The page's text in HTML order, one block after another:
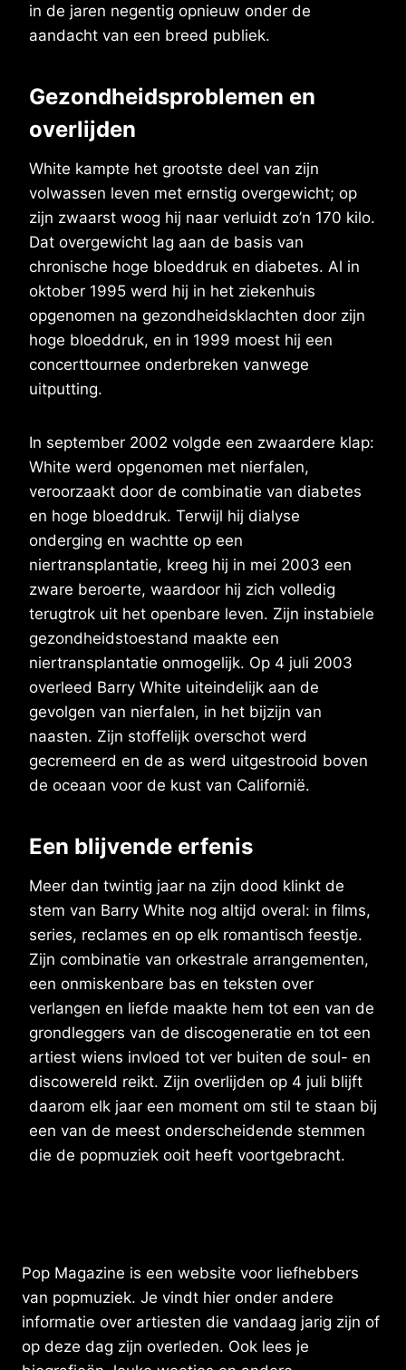
in de jaren negentig opnieuw onder de
aandacht van een breed publiek.
Gezondheidsproblemen en
overlijden
White kampte het grootste deel van zijn
volwassen leven met ernstig overgewicht; op
zijn zwaarst woog hij naar verluidt zo’n 170 kilo.
Dat overgewicht lag aan de basis van
chronische hoge bloeddruk en diabetes. Al in
oktober 1995 werd hij in het ziekenhuis
opgenomen na gezondheidsklachten door zijn
hoge bloeddruk, en in 1999 moest hij een
concerttournee onderbreken vanwege
uitputting.
In september 2002 volgde een zwaardere klap:
White werd opgenomen met nierfalen,
veroorzaakt door de combinatie van diabetes
en hoge bloeddruk. Terwijl hij dialyse
onderging en wachtte op een
niertransplantatie, kreeg hij in mei 2003 een
zware beroerte, waardoor hij zich volledig
terugtrok uit het openbare leven. Zijn instabiele
gezondheidstoestand maakte een
niertransplantatie onmogelijk. Op 4 juli 2003
overleed Barry White uiteindelijk aan de
gevolgen van nierfalen, in het bijzijn van
naasten. Zijn stoffelijk overschot werd
gecremeerd en de as werd uitgestrooid boven
de oceaan voor de kust van Californië.
Een blijvende erfenis
Meer dan twintig jaar na zijn dood klinkt de
stem van Barry White nog altijd overal: in films,
series, reclames en op elk romantisch feestje.
Zijn combinatie van orkestrale arrangementen,
een onmiskenbare bas en teksten over
verlangen en liefde maakte hem tot een van de
grondleggers van de discogeneratie en tot een
artiest wiens invloed tot ver buiten de soul- en
discowereld reikt. Zijn overlijden op 4 juli blijft
daarom elk jaar een moment om stil te staan bij
een van de meest onderscheidende stemmen
die de popmuziek ooit heeft voortgebracht.
Pop Magazine is een website voor liefhebbers
van popmuziek. Je vindt hier onder andere
informatie over artiesten die vandaag jarig zijn of
op deze dag zijn overleden. Ook lees je